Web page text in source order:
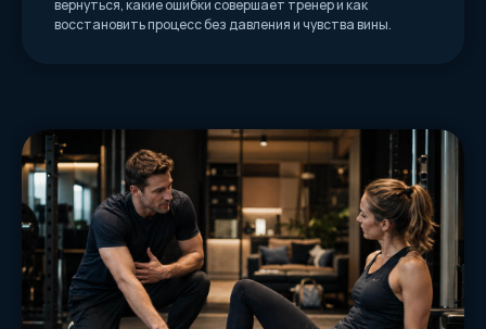
вернуться, какие ошибки совершает тренер и как
восстановить процесс без давления и чувства вины.
Я даю согласие наобработку
персональных данных